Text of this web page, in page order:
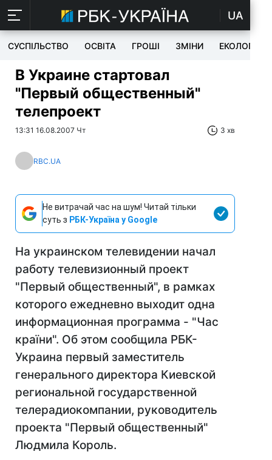
UA
СУСПІЛЬСТВО ОСВІТА ГРОШІ ЗМІНИ ЕКОЛОГІЯ
В Украине стартовал
"Первый общественный"
телепроект
13:31 16.08.2007 Чт 3 хв
RBC.UA
Не витрачай час на шум! Читай тільки
суть з РБК-Україна у Google
На украинском телевидении начал
работу телевизионный проект
"Первый общественный", в рамках
которого ежедневно выходит одна
информационная программа - "Час
країни". Об этом сообщила РБК-
Украина первый заместитель
генерального директора Киевской
региональной государственной
телерадиокомпании, руководитель
проекта "Первый общественный"
Людмила Король.